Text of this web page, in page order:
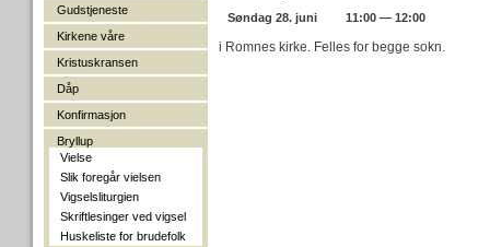
Gudstjeneste
Kirkene våre
Kristuskransen
Dåp
Konfirmasjon
Bryllup
Vielse
Slik foregår vielsen
Vigselsliturgien
Skriftlesinger ved vigsel
Huskeliste for brudefolk
Søndag 28. juni 11:00 — 12:00
i Romnes kirke. Felles for begge sokn.